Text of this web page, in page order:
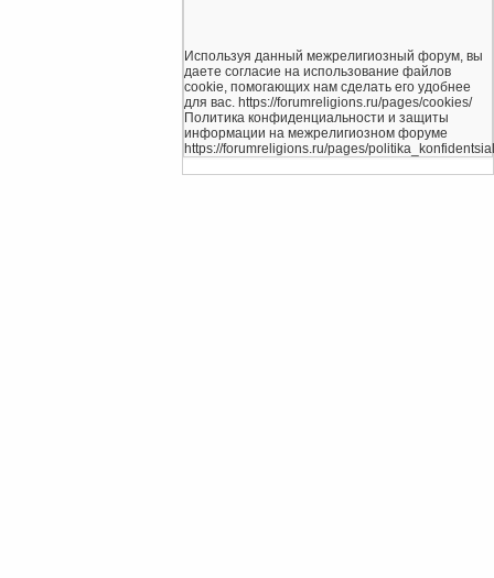
Используя данный межрелигиозный форум, вы
даете согласие на использование файлов
cookie, помогающих нам сделать его удобнее
для вас. https://forumreligions.ru/pages/cookies/
Политика конфиденциальности и защиты
информации на межрелигиозном форуме
https://forumreligions.ru/pages/